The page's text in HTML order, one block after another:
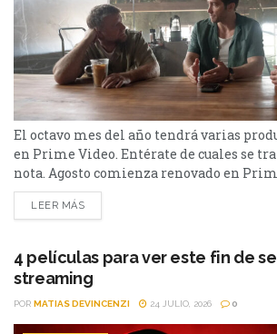
El octavo mes del año tendrá varias
en Prime Video. Entérate de cuales se
nota. Agosto comienza renovado en
plataforma de streaming que está
240 países, presentará varias
Zona Gris y la...
LEER MÁS
4 películas para ver este fin de
streaming
POR MATIAS DEVINCENZI 24 JULIO, 2026 0